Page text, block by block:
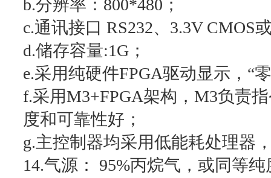
b.分辨率：800*480；
c.通讯接口 RS232、3.3V CMOS
d.储存容量:1G；
e.采用纯硬件FPGA驱动显示，“
f.采用M3+FPGA架构，M3负责
度和可靠性好；
g.主控制器均采用低能耗处理器
14.气源： 95%丙烷气，或同等